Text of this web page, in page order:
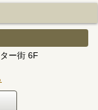
ー街 6F